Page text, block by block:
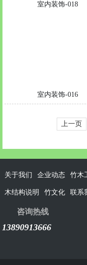
室内装饰-018
室内装饰-016
上一页
关于我们 企业动态 竹木
木结构说明 竹文化 联系
咨询热线
13890913666